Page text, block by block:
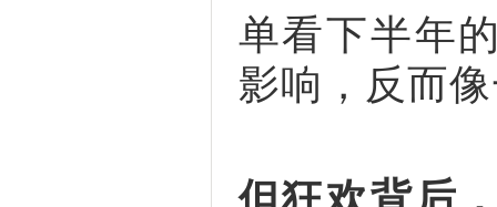
单看下半年
影响，反而